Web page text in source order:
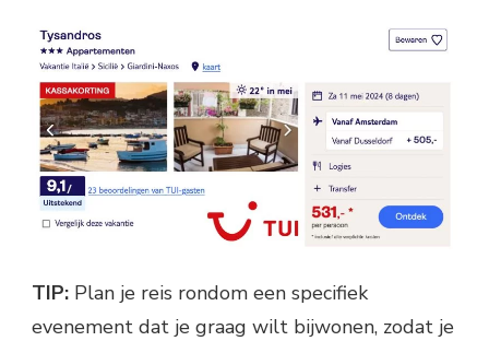
TIP: Plan je reis rondom een specifiek
evenement dat je graag wilt bijwonen, zodat je